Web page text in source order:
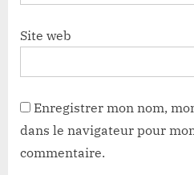
Site web
Enregistrer mon nom,
dans le navigateur pour
commentaire.